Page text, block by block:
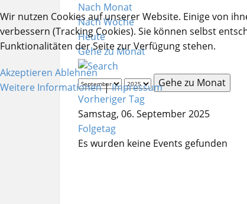
Nach Monat
Nach Woche
Heute
Gehe zu Monat
Gehe zu Monat
Vorheriger Tag
Samstag, 06. September 2025
Folgetag
Es wurden keine Events gefunden
Wir nutzen Cookies auf unserer Website. Einige von
verbessern (Tracking Cookies). Sie können selbst
Funktionalitäten der Seite zur Verfügung stehen.
Akzeptieren Ablehnen
Weitere Informationen|Impressum